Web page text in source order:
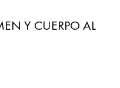
Y CUERPO AL